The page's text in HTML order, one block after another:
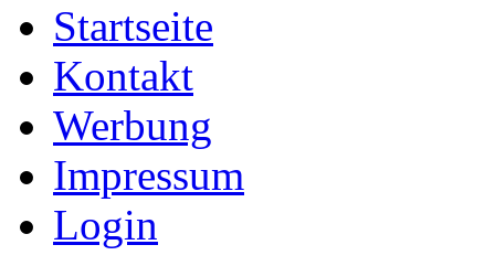
Startseite
Kontakt
Werbung
Impressum
Login